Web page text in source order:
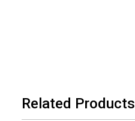
Related Products